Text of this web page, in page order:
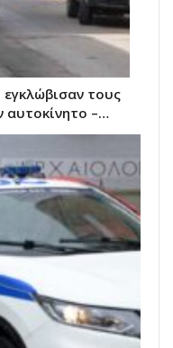
τους
αυτοκίνητο –…